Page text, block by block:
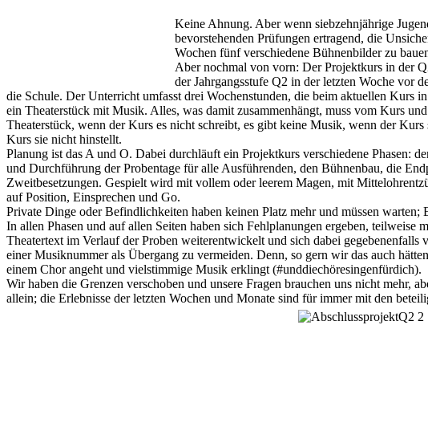
Keine Ahnung. Aber wenn siebzehnjährige
bevorstehenden Prüfungen ertragend, die
Wochen fünf verschiedene Bühnenbilder zu
Aber nochmal von vorn: Der Projektkurs in der
der Jahrgangsstufe Q2 in der letzten Woche vor
die Schule. Der Unterricht umfasst drei Wochenstunden, die beim aktuellen Kurs
ein Theaterstück mit Musik. Alles, was damit zusammenhängt, muss vom Kurs
Theaterstück, wenn der Kurs es nicht schreibt, es gibt keine Musik, wenn der
Kurs sie nicht hinstellt.
Planung ist das A und O. Dabei durchläuft ein Projektkurs verschiedene Phasen:
und Durchführung der Probentage für alle Ausführenden, den Bühnenbau, die
Zweitbesetzungen. Gespielt wird mit vollem oder leerem Magen, mit
auf Position, Einsprechen und Go.
Private Dinge oder Befindlichkeiten haben keinen Platz mehr und müssen warten;
In allen Phasen und auf allen Seiten haben sich Fehlplanungen ergeben,
Theatertext im Verlauf der Proben weiterentwickelt und sich dabei
einer Musiknummer als Übergang zu vermeiden. Denn, so gern wir das auch
einem Chor angeht und vielstimmige Musik erklingt (#unddiechöresingenfürdich).
Wir haben die Grenzen verschoben und unsere Fragen brauchen uns nicht mehr,
allein; die Erlebnisse der letzten Wochen und Monate sind für immer mit den